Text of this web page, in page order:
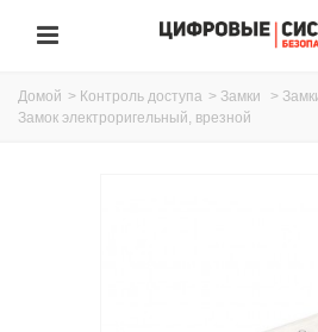
Домой > Контроль доступа > Замки >
Замок электроригельный, врезной